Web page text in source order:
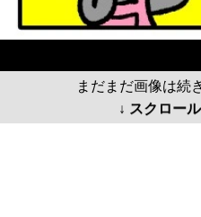
まだまだ画像は続
↓ スクロー